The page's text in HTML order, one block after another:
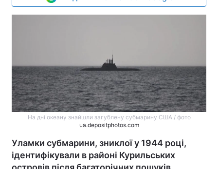
На дні океану знайшли загублену субмарину США / фото
ua.depositphotos.com
Уламки субмарини, зниклої у 1944 році,
ідентифікували в районі Курильських